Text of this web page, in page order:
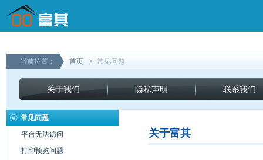
当前位置： 首页 > 常见问题
关于我们 隐私声明 联系我们
常见问题
平台无法访问
打印预览问题